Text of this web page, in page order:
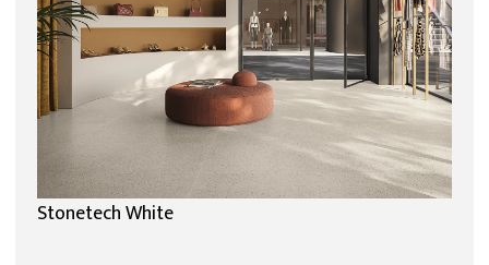
Stonetech White